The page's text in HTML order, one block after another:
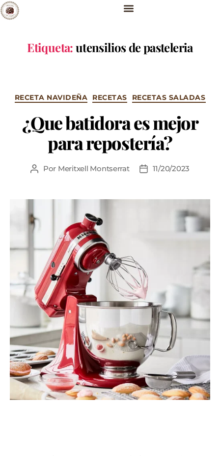
Etiqueta:utensilios de pasteleria
RECETA NAVIDEÑA RECETAS RECETAS SALADAS
¿Que batidora es mejor
para repostería?
Por Meritxell Montserrat 11/20/2023